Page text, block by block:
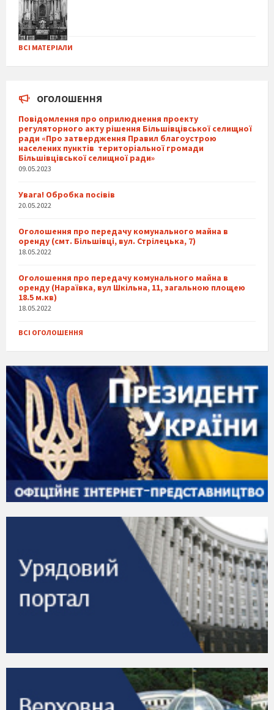
ВСІ МАТЕРІАЛИ
ОГОЛОШЕННЯ
Повідомлення про оприлюднення проекту
регуляторного акту рішення Більшівцівської селищної
ради «Про затвердження Правил благоустрою
населених пунктів територіальної громади
Більшівцівської селищної ради»
09.05.2023
Увага! Обробка посівів
20.05.2022
Оголошення про передачу комунального майна в
оренду (смт. Більшівці, вул. Стрілецька, 7)
18.05.2022
Оголошення про передачу комунального майна в
оренду (Нараївка, вул Шкільна, 11, загальною площею
18.5 м.кв)
18.05.2022
ВСІ ОГОЛОШЕННЯ